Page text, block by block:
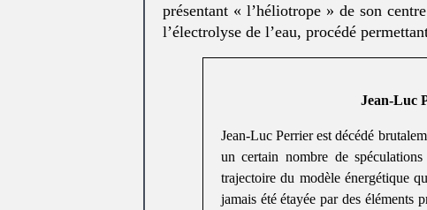
présentant « l’héliotrope » de son
l’électrolyse de l’eau, procédé
Jean-Luc
Jean-Luc Perrier est décédé
un certain nombre de
trajectoire du modèle énergétique
jamais été étayée par des éléments